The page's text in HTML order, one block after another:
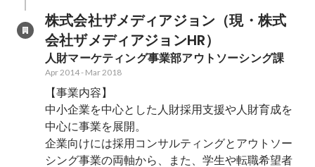
株式会社ザメディアジョン（現・株式
会社ザメディアジョンHR）
人財マーケティング事業部アウトソーシング課
Apr 2014- Mar 2018
【事業内容】
中小企業を中心とした人財採用支援や人財育成を
中心に事業を展開。
企業向けには採用コンサルティングとアウトソー
シング事業の両軸から、また、学生や転職希望者